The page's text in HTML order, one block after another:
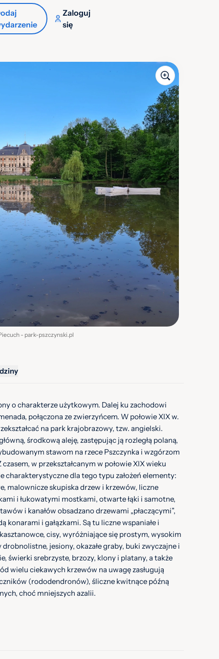
Zaloguj
się
- park-pszczynski.pl
o charakterze użytkowym. Dalej ku zachodowi
połączona ze zwierzyńcem. W połowie XIX w.
na park krajobrazowy, tzw. angielski.
środkową aleję, zastępując ją rozległą polaną,
stawom na rzece Pszczynka i wzgórzom
w przekształcanym w połowie XIX wieku
charakterystyczne dla tego typu założeń elementy:
malownicze skupiska drzew i krzewów, liczne
i łukowatymi mostkami, otwarte łąki i samotne,
i kanałów obsadzano drzewami „płaczącymi”,
konarami i gałązkami. Są tu liczne wspaniałe i
cisy, wyróżniające się prostym, wysokim
jesiony, okazałe graby, buki zwyczajne i
świerki srebrzyste, brzozy, klony i platany, a także
wielu ciekawych krzewów na uwagę zasługują
(rododendronów), śliczne kwitnące późną
choć mniejszych azalii.